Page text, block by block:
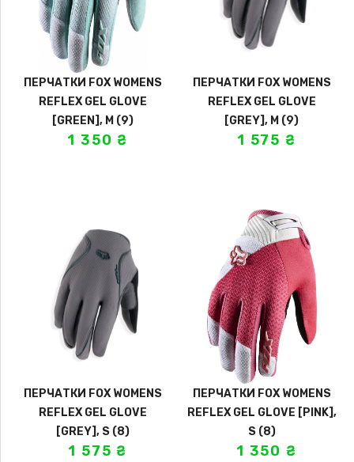
ПЕРЧАТКИ FOX WOMENS
REFLEX GEL GLOVE
[GREEN], M (9)
1 350₴
ПЕРЧАТКИ FOX WOMENS
REFLEX GEL GLOVE
[GREY], M (9)
1 575 ₴
ПЕРЧАТКИ FOX WOMENS
REFLEX GEL GLOVE
[GREY], S (8)
1 575₴
ПЕРЧАТКИ FOX WOMENS
REFLEX GEL GLOVE [PINK],
S (8)
1 350 ₴